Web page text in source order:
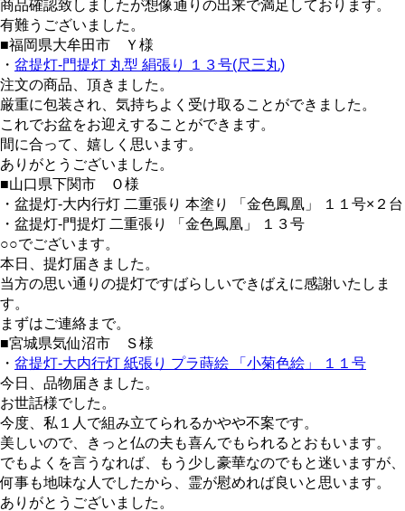
商品確認致しましたが想像通りの出来で満足しております。
有難うございました。
■福岡県大牟田市 Ｙ様
・ 盆提灯-門提灯 丸型 絹張り １３号(尺三丸)
注文の商品、頂きました。
厳重に包装され、気持ちよく受け取ることができました。
これでお盆をお迎えすることができます。
間に合って、嬉しく思います。
ありがとうございました。
■山口県下関市 Ｏ様
・盆提灯-大内行灯 二重張り 本塗り 「金色鳳凰」 １１号×２台
・盆提灯-門提灯 二重張り 「金色鳳凰」 １３号
○○でございます。
本日、提灯届きました。
当方の思い通りの提灯ですばらしいできばえに感謝いたしま
す。
まずはご連絡まで。
■宮城県気仙沼市 Ｓ様
・ 盆提灯-大内行灯 紙張り プラ蒔絵 「小菊色絵」 １１号
今日、品物届きました。
お世話様でした。
今度、私１人で組み立てられるかやや不案です。
美しいので、きっと仏の夫も喜んでもられるとおもいます。
でもよくを言うなれば、もう少し豪華なのでもと迷いますが、
何事も地味な人でしたから、霊が慰めれば良いと思います。
ありがとうございました。